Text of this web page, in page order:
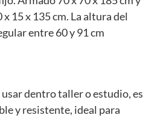
15 x 135 cm. La altura del
entre 60 y 91 cm
dentro taller o estudio, es
y resistente, ideal para